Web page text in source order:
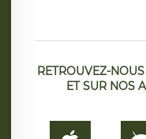
RETROUVEZ-
ET SUR NOS